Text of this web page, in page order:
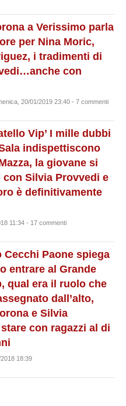
a Verissimo parla
per Nina Moric,
i tradimenti di
con
20/01/2019 23:40 - 7 commenti
Vip’ I mille dubbi
indispettiscono
la giovane si
Silvia Provvedi e
è definitivamente
11:34 - 17 commenti
Cecchi Paone spiega
entrare al Grande
qual era il ruolo che
dall’alto,
e Silvia
con ragazzi al di
18:39